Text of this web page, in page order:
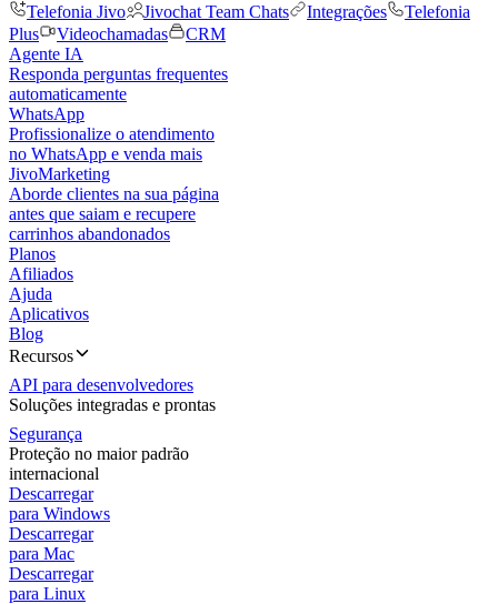
Telefonia Jivo
Jivochat Team Chats Integrações
Telefonia
Plus
Videochamadas
CRM
Agente IA
Responda perguntas frequentes
automaticamente
WhatsApp
Profissionalize o atendimento
no WhatsApp e venda mais
JivoMarketing
Aborde clientes na sua página
antes que saiam e recupere
carrinhos abandonados
Planos
Afiliados
Ajuda
Aplicativos
Blog
Recursos
API para desenvolvedores
Soluções integradas e prontas
Segurança
Proteção no maior padrão
internacional
Descarregar
para Windows
Descarregar
para Mac
Descarregar
para Linux